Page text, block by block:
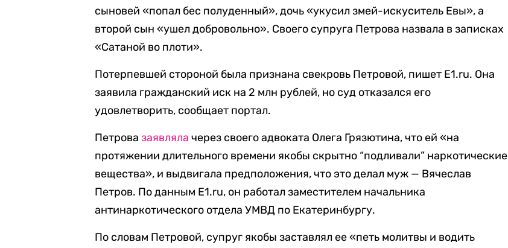
сыновей «попал бес полуденный», дочь «укусил змей-искуситель Евы», а
второй сын «ушел добровольно». Своего супруга Петрова назвала в записках
«Сатаной во плоти».
Потерпевшей стороной была признана свекровь Петровой, пишет E1.ru. Она
заявила гражданский иск на 2 млн рублей, но суд отказался его
удовлетворить, сообщает портал.
Петровазаявляла через своего адвоката Олега Грязютина, что ей «на
протяжении длительного времени якобы скрытно “подливали” наркотические
вещества», и выдвигала предположения, что это делал муж — Вячеслав
Петров. По данным E1.ru, он работал заместителем начальника
антинаркотического отдела УМВД по Екатеринбургу.
По словам Петровой, супруг якобы заставлял ее «петь молитвы и водить